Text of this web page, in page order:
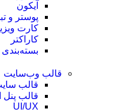
آیکون
پوستر و
کارت
کاراکتر
بسته‌بندی
قالب وب‌سایت
قالب‌
قالب پنل
UI/UX